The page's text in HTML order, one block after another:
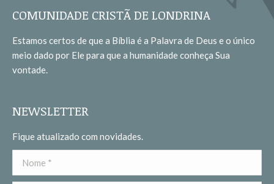
opens
new
window
opens
new
window
COMUNIDADE CRISTÃ DE LONDRINA
Estamos certos de que a Bíblia é a Palavra de Deus e o único
meio dado por Ele para que a humanidade conheça Sua
vontade.
NEWSLETTER
Fique atualizado com novidades.
Nome *